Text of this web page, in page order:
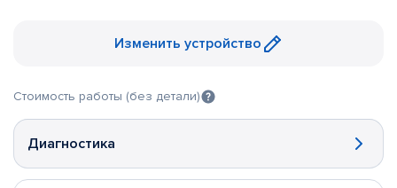
Изменить устройство
Стоимость работы (без детали)
Диагностика